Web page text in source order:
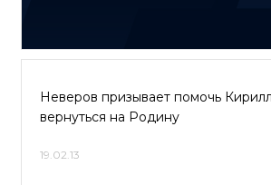
Неверов призывает помочь
вернуться на Родину
19.02.13